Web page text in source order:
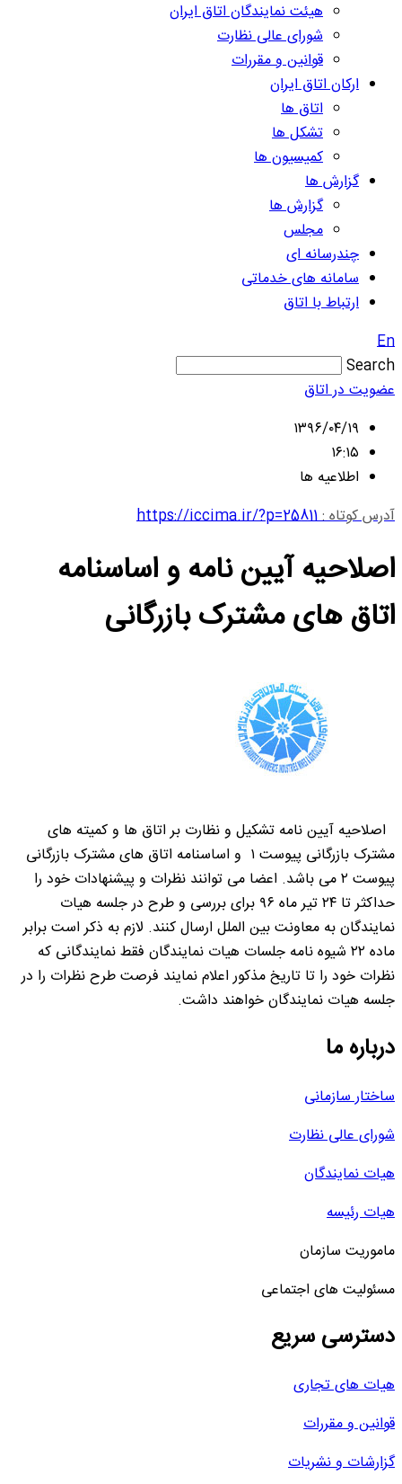
هیئت نمایندگان اتاق ایران
شورای عالی نظارت
قوانین و مقررات
ارکان اتاق ایران
اتاق ها
تشکل ها
کمیسیون ها
گزارش ها
گزارش ها
مجلس
چندرسانه ای
سامانه های خدماتی
ارتباط با اتاق
En
Search
عضویت در اتاق
۱۳۹۶/۰۴/۱۹
۱۶:۱۵
اطلاعیه ها
آدرس کوتاه :https://iccima.ir/?p=25811
اصلاحیه آیین نامه و اساسنامه
اتاق های مشترک بازرگانی
اصلاحیه آیین نامه تشکیل و نظارت بر اتاق ها و کمیته های
مشترک بازرگانی پیوست ۱ و اساسنامه اتاق های مشترک بازرگانی
پیوست ۲ می باشد. اعضا می توانند نظرات و پیشنهادات خود را
حداکثر تا ۲۴ تیر ماه ۹۶ برای بررسی و طرح در جلسه هیات
نمایندگان به معاونت بین الملل ارسال کنند. لازم به ذکر است برابر
ماده ۲۲ شیوه نامه جلسات هیات نمایندگان فقط نمایندگانی که
نظرات خود را تا تاریخ مذکور اعلام نمایند فرصت طرح نظرات را در
جلسه هیات نمایندگان خواهند داشت.
درباره ما
ساختار سازمانی
شورای عالی نظارت
هیات نمایندگان
هیات رئیسه
ماموریت سازمان
مسئولیت های اجتماعی
دسترسی سریع
هیات های تجاری
قوانین و مقررات
گزارشات و نشریات